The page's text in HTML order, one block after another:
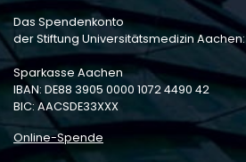
Das Spendenkonto
der Stiftung Universitätsmedizin Aachen:
Sparkasse Aachen
IBAN: DE88 3905 0000 1072 4490 42
BIC: AACSDE33XXX
Online-Spende